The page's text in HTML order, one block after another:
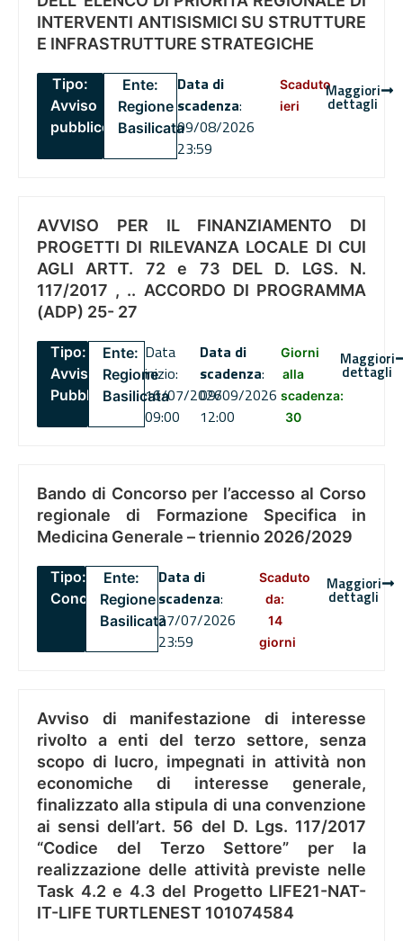
INTERVENTI ANTISISMICI SU STRUTTURE
E INFRASTRUTTURE STRATEGICHE
Tipo:
Avviso
pubblico
Ente:
Regione
Basilicata
Data di
scadenza:
09/08/2026
23:59
Scaduto
ieri
Maggiori
dettagli
AVVISO PER IL FINANZIAMENTO DI
PROGETTI DI RILEVANZA LOCALE DI CUI
AGLI ARTT. 72 e 73 DEL D. LGS. N.
117/2017 , .. ACCORDO DI PROGRAMMA
(ADP) 25- 27
Tipo:
Avviso
Pubblico
Ente:
Regione
Basilicata
Data
inizio:
16/07/2026
09:00
Data di
scadenza:
09/09/2026
12:00
Giorni
alla
scadenza:
30
Maggiori
dettagli
Bando di Concorso per l’accesso al Corso
regionale di Formazione Specifica in
Medicina Generale – triennio 2026/2029
Tipo:
Concorsi
Ente:
Regione
Basilicata
Data di
scadenza:
27/07/2026
23:59
Scaduto
da:
14
giorni
Maggiori
dettagli
Avviso di manifestazione di interesse
rivolto a enti del terzo settore, senza
scopo di lucro, impegnati in attività non
economiche di interesse generale,
finalizzato alla stipula di una convenzione
ai sensi dell’art. 56 del D. Lgs. 117/2017
“Codice del Terzo Settore” per la
realizzazione delle attività previste nelle
Task 4.2 e 4.3 del Progetto LIFE21-NAT-
IT-LIFE TURTLENEST 101074584